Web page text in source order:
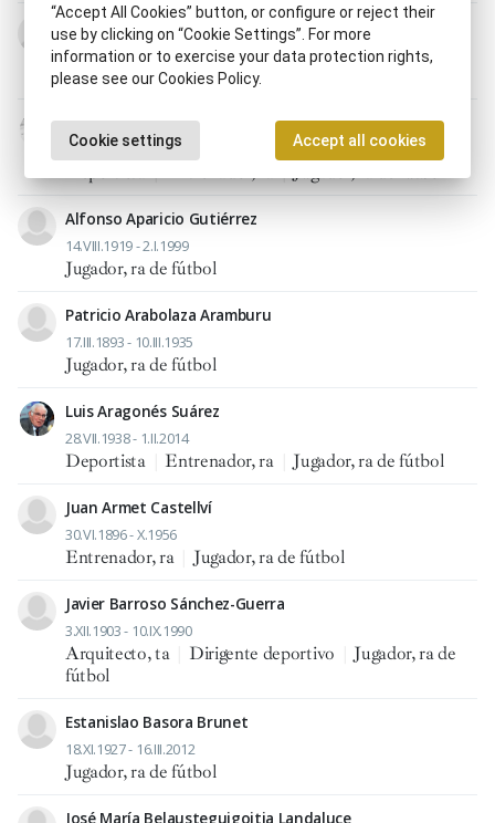
Pedro Alconero Artagoitia
13.IX.1919 - 20.IX.1963
Jugador, ra de fútbol
Amancio Amaro Varela
16.X.1939 - 21.II.2023
Alfonso Aparicio Gutiérrez
14.VIII.1919 - 2.I.1999
Jugador, ra de fútbol
Patricio Arabolaza Aramburu
17.III.1893 - 10.III.1935
Jugador, ra de fútbol
Luis Aragonés Suárez
28.VII.1938 - 1.II.2014
Deportista Entrenador, ra Jugador, ra de fútbol
Juan Armet Castellví
30.VI.1896 - X.1956
Entrenador, ra Jugador, ra de fútbol
Javier Barroso Sánchez-Guerra
3.XII.1903 - 10.IX.1990
Arquitecto, ta Dirigente deportivo
Jugador, ra de
fútbol
Estanislao Basora Brunet
18.XI.1927 - 16.III.2012
Jugador, ra de fútbol
José María Belausteguigoitia Landaluce
“Accept All Cookies” button, or configure or reject their
use by clicking on “Cookie Settings”. For more
information or to exercise your data protection rights,
please see our Cookies Policy.
Cookie settings Accept all cookies